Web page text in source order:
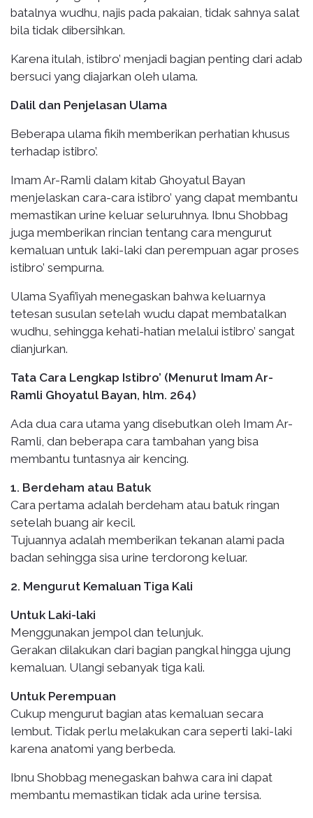
batalnya wudhu, najis pada pakaian, tidak sahnya salat
bila tidak dibersihkan.
Karena itulah, istibro’ menjadi bagian penting dari adab
bersuci yang diajarkan oleh ulama.
Dalil dan Penjelasan Ulama
Beberapa ulama fikih memberikan perhatian khusus
terhadap istibro’.
Imam Ar-Ramli dalam kitab Ghoyatul Bayan
menjelaskan cara-cara istibro’ yang dapat membantu
memastikan urine keluar seluruhnya. Ibnu Shobbag
juga memberikan rincian tentang cara mengurut
kemaluan untuk laki-laki dan perempuan agar proses
istibro’ sempurna.
Ulama Syafi’iyah menegaskan bahwa keluarnya
tetesan susulan setelah wudu dapat membatalkan
wudhu, sehingga kehati-hatian melalui istibro’ sangat
dianjurkan.
Tata Cara Lengkap Istibro’ (Menurut Imam Ar-
Ramli Ghoyatul Bayan, hlm. 264)
Ada dua cara utama yang disebutkan oleh Imam Ar-
Ramli, dan beberapa cara tambahan yang bisa
membantu tuntasnya air kencing.
1. Berdeham atau Batuk
Cara pertama adalah berdeham atau batuk ringan
setelah buang air kecil.
Tujuannya adalah memberikan tekanan alami pada
badan sehingga sisa urine terdorong keluar.
2. Mengurut Kemaluan Tiga Kali
Untuk Laki-laki
Menggunakan jempol dan telunjuk.
Gerakan dilakukan dari bagian pangkal hingga ujung
kemaluan. Ulangi sebanyak tiga kali.
Untuk Perempuan
Cukup mengurut bagian atas kemaluan secara
lembut. Tidak perlu melakukan cara seperti laki-laki
karena anatomi yang berbeda.
Ibnu Shobbag menegaskan bahwa cara ini dapat
membantu memastikan tidak ada urine tersisa.